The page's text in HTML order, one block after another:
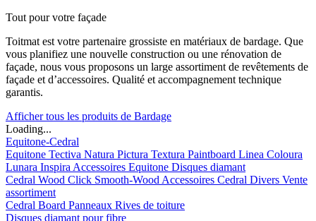
Tout pour votre façade
Toitmat est votre partenaire grossiste en matériaux de bardage. Que
vous planifiez une nouvelle construction ou une rénovation de
façade, nous vous proposons un large assortiment de revêtements de
façade et d’accessoires. Qualité et accompagnement technique
garantis.
Afficher tous les produits de Bardage
Loading...
Equitone-Cedral
Equitone Tectiva Natura Pictura Textura Paintboard Linea Coloura
Lunara Inspira Accessoires Equitone Disques diamant
Cedral Wood Click Smooth-Wood Accessoires Cedral Divers Vente
assortiment
Cedral Board Panneaux Rives de toiture
Disques diamant pour fibre